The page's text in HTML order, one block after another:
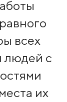
всех
людей с
их